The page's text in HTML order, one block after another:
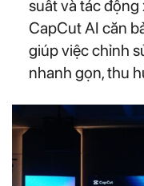
suất và tác động
CapCut AI căn
giúp việc chỉnh
nhanh gọn, thu